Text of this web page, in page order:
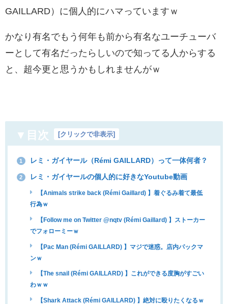
GAILLARD）に個人的にハマっていますｗ
かなり有名でもう何年も前から有名なユーチューバ
ーとして有名だったらしいので知ってる人からする
と、超今更と思うかもしれませんがｗ
▼目次 [クリックで非表示]
1 レミ・ガイヤール（Rémi GAILLARD）って一体何者？
2 レミ・ガイヤールの個人的に好きなYoutube動画
【Animals strike back (Rémi Gaillard) 】着ぐるみ着て最低
行為ｗ
【Follow me on Twitter @nqtv (Rémi Gaillard) 】ストーカー
でフォローミーｗ
【Pac Man (Rémi GAILLARD) 】マジで迷惑。店内パックマ
ンｗ
【The snail (Rémi GAILLARD) 】これができる度胸がすごい
わｗｗ
【Shark Attack (Rémi GAILLARD) 】絶対に殴りたくなるｗ